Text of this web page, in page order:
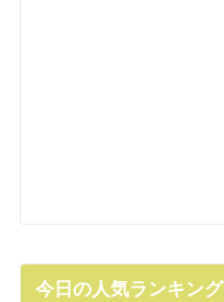
今日の人気ランキング